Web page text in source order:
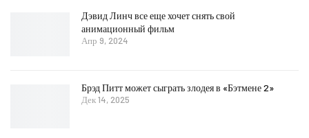
Дэвид Линч все еще хочет снять свой
анимационный фильм
Апр 9, 2024
Брэд Питт может сыграть злодея в «Бэтмене 2»
Дек 14, 2025